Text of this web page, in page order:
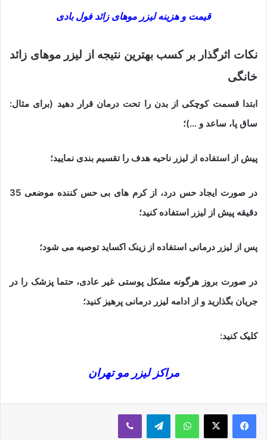
قیمت و هزینه لیزر موهای زائد فول بادی
نکات اثرگذار بر کسب بهترین نتیجه از لیزر موهای زائد
خانگی
ابتدا قسمت کوچکی از بدن را تحت درمان قرار دهید (برای مثال:
ساق پا، ساعد و …)؛
پیش از استفاده از لیزر ناحیه هدف را تقسیم بندی نمایید؛
در صورت ایجاد حس درد، از کرم های بی حس کننده موضعی 35
دقیقه پیش از لیزر استفاده کنید؛
پس از لیزر درمانی استفاده از زینک اکساید توصیه می شود؛
در صورت بروز هرگونه مشکل پوستی غیر عادی، حتما پزشک را در
جریان بگذارید و از ادامه لیزر درمانی پرهیز کنید؛
کلیک کنید:
مراکز لیزر مو تهران
فیسبوکایکس واتس آپ تلگرام وایبر